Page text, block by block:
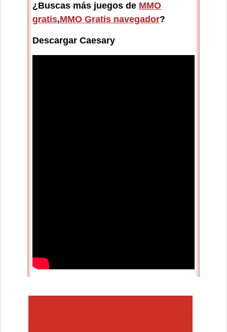
¿Buscas más juegos de MMO
gratis,MMO Gratis navegador?
Descargar Caesary